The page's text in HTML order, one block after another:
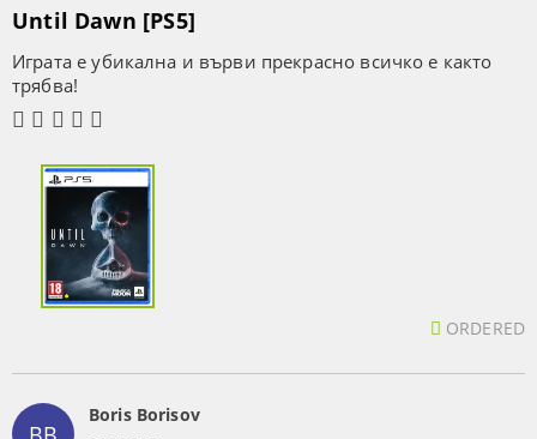
Until Dawn [PS5]
Играта е убикална и върви прекрасно всичко е както
трябва!
ORDERED
Boris Borisov